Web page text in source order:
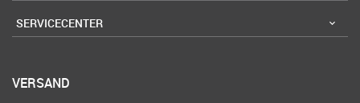
SERVICECENTER
VERSAND